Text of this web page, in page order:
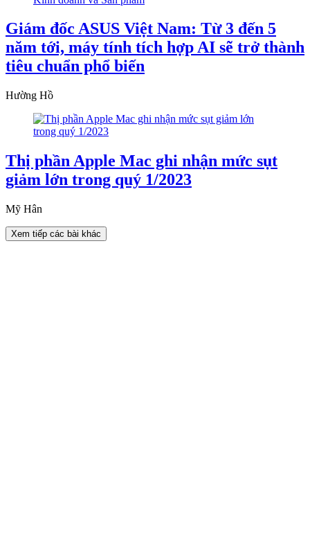
Giám đốc ASUS Việt Nam: Từ 3 đến 5
năm tới, máy tính tích hợp AI sẽ trở thành
tiêu chuẩn phổ biến
Hường Hồ
Thị phần Apple Mac ghi nhận mức sụt
giảm lớn trong quý 1/2023
Mỹ Hân
Xem tiếp các bài khác